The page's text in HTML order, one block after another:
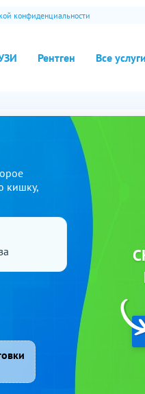
Рентген Все услуги
конфиденциальности
кишку,